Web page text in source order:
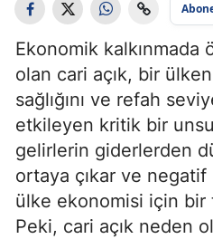
Ekonomik kalkınmada
olan cari açık, bir
sağlığını ve refah
etkileyen kritik bir
gelirlerin giderlerden
ortaya çıkar ve
ülke ekonomisi için
Peki, cari açık neden